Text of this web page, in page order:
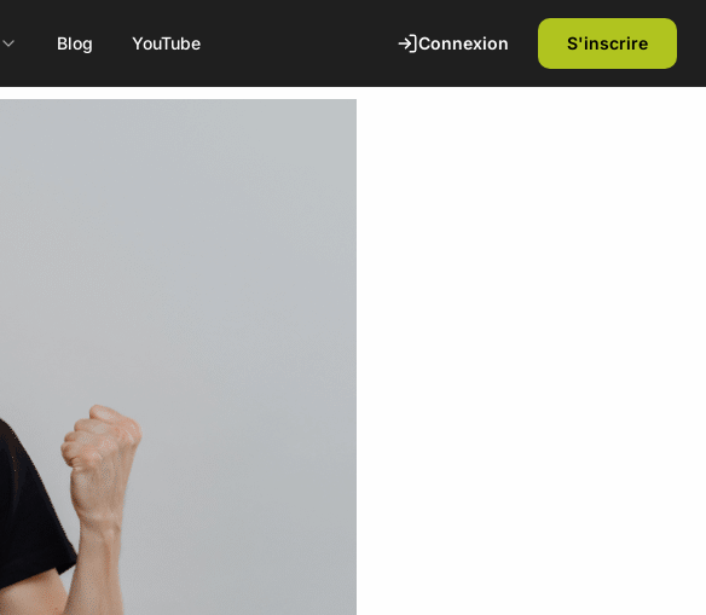
Nutritionniste
Ostéopathe
Fitness Kids
Zumba Kids
Blog YouTube Connexion S'inscrire